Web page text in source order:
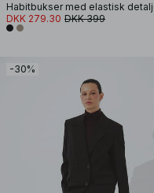
DKK 279.30 DKK 399
-30%